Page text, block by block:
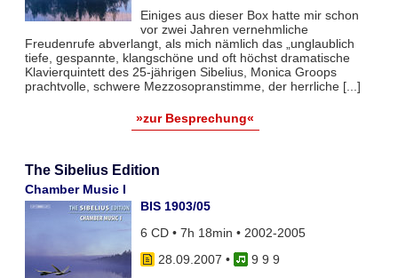
Einiges aus dieser Box hatte mir schon
vor zwei Jahren vernehmliche
Freudenrufe abverlangt, als mich nämlich das „unglaublich
tiefe, gespannte, klangschöne und oft höchst dramatische
Klavierquintett des 25-jährigen Sibelius, Monica Groops
prachtvolle, schwere Mezzosopranstimme, der herrliche [...]
»zur Besprechung«
The Sibelius Edition
Chamber Music I
BIS 1903/05
6 CD • 7h 18min • 2002-2005
28.09.2007 •
9 9 9